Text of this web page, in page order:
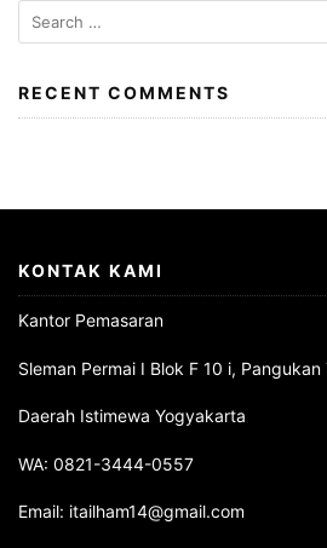
o
a
u
n
b
a
i
p
Search
for:
RECENT COMMENTS
KONTAK KAMI
Kantor Pemasaran
Sleman Permai I Blok F 10 i,
Daerah Istimewa Yogyakarta
WA: 0821-3444-0557
Email: itailham14@gmail.com